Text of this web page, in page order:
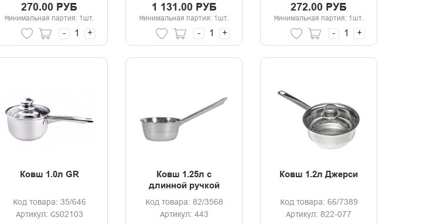
270.00 РУБ
Минимальная партия: 1шт.
- +
1 131.00 РУБ
Минимальная партия: 1шт.
- +
272.00 РУБ
Минимальная партия: 1шт.
- +
Ковш 1.0л GR
Код товара: 35/646
Артикул: GS02103
Ковш 1.25л с
длинной ручкой
Код товара: 82/3568
Артикул: 443
Ковш 1.2л Джерси
Код товара: 66/7389
Артикул: 822-077